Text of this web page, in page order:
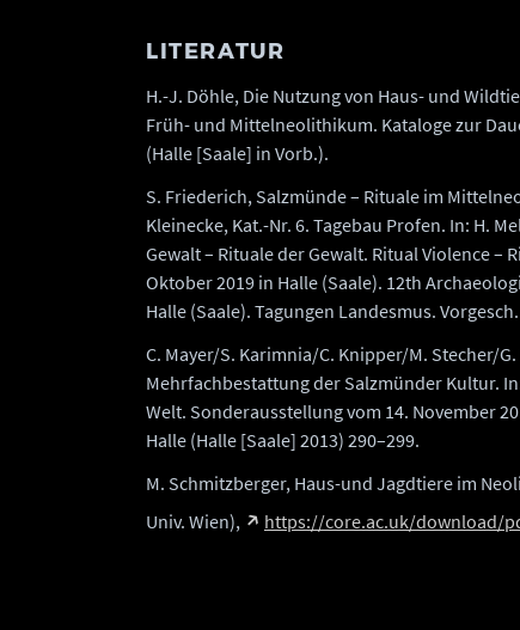
LITERATUR
H.-J. Döhle, Die Nutzung von Haus- und
Früh- und Mittelneolithikum. Kataloge zur
(Halle [Saale] in Vorb.).
S. Friederich, Salzmünde – Rituale im
Kleinecke, Kat.-Nr. 6. Tagebau Profen. In: H.
Gewalt – Rituale der Gewalt. Ritual Violence –
Oktober 2019 in Halle (Saale). 12th
Halle (Saale). Tagungen Landesmus.
C. Mayer/S. Karimnia/C. Knipper/M. Stecher/
Mehrfachbestattung der Salzmünder Kultur.
Welt. Sonderausstellung vom 14. November
Halle (Halle [Saale] 2013) 290–299.
M. Schmitzberger, Haus-und Jagdtiere im
Univ. Wien),
https://core.ac.uk/download/